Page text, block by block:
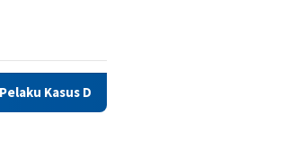
Harus Dihukum Sesuai Aturan